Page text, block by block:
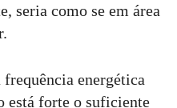
seria como se em área
frequência energética
está forte o suficiente